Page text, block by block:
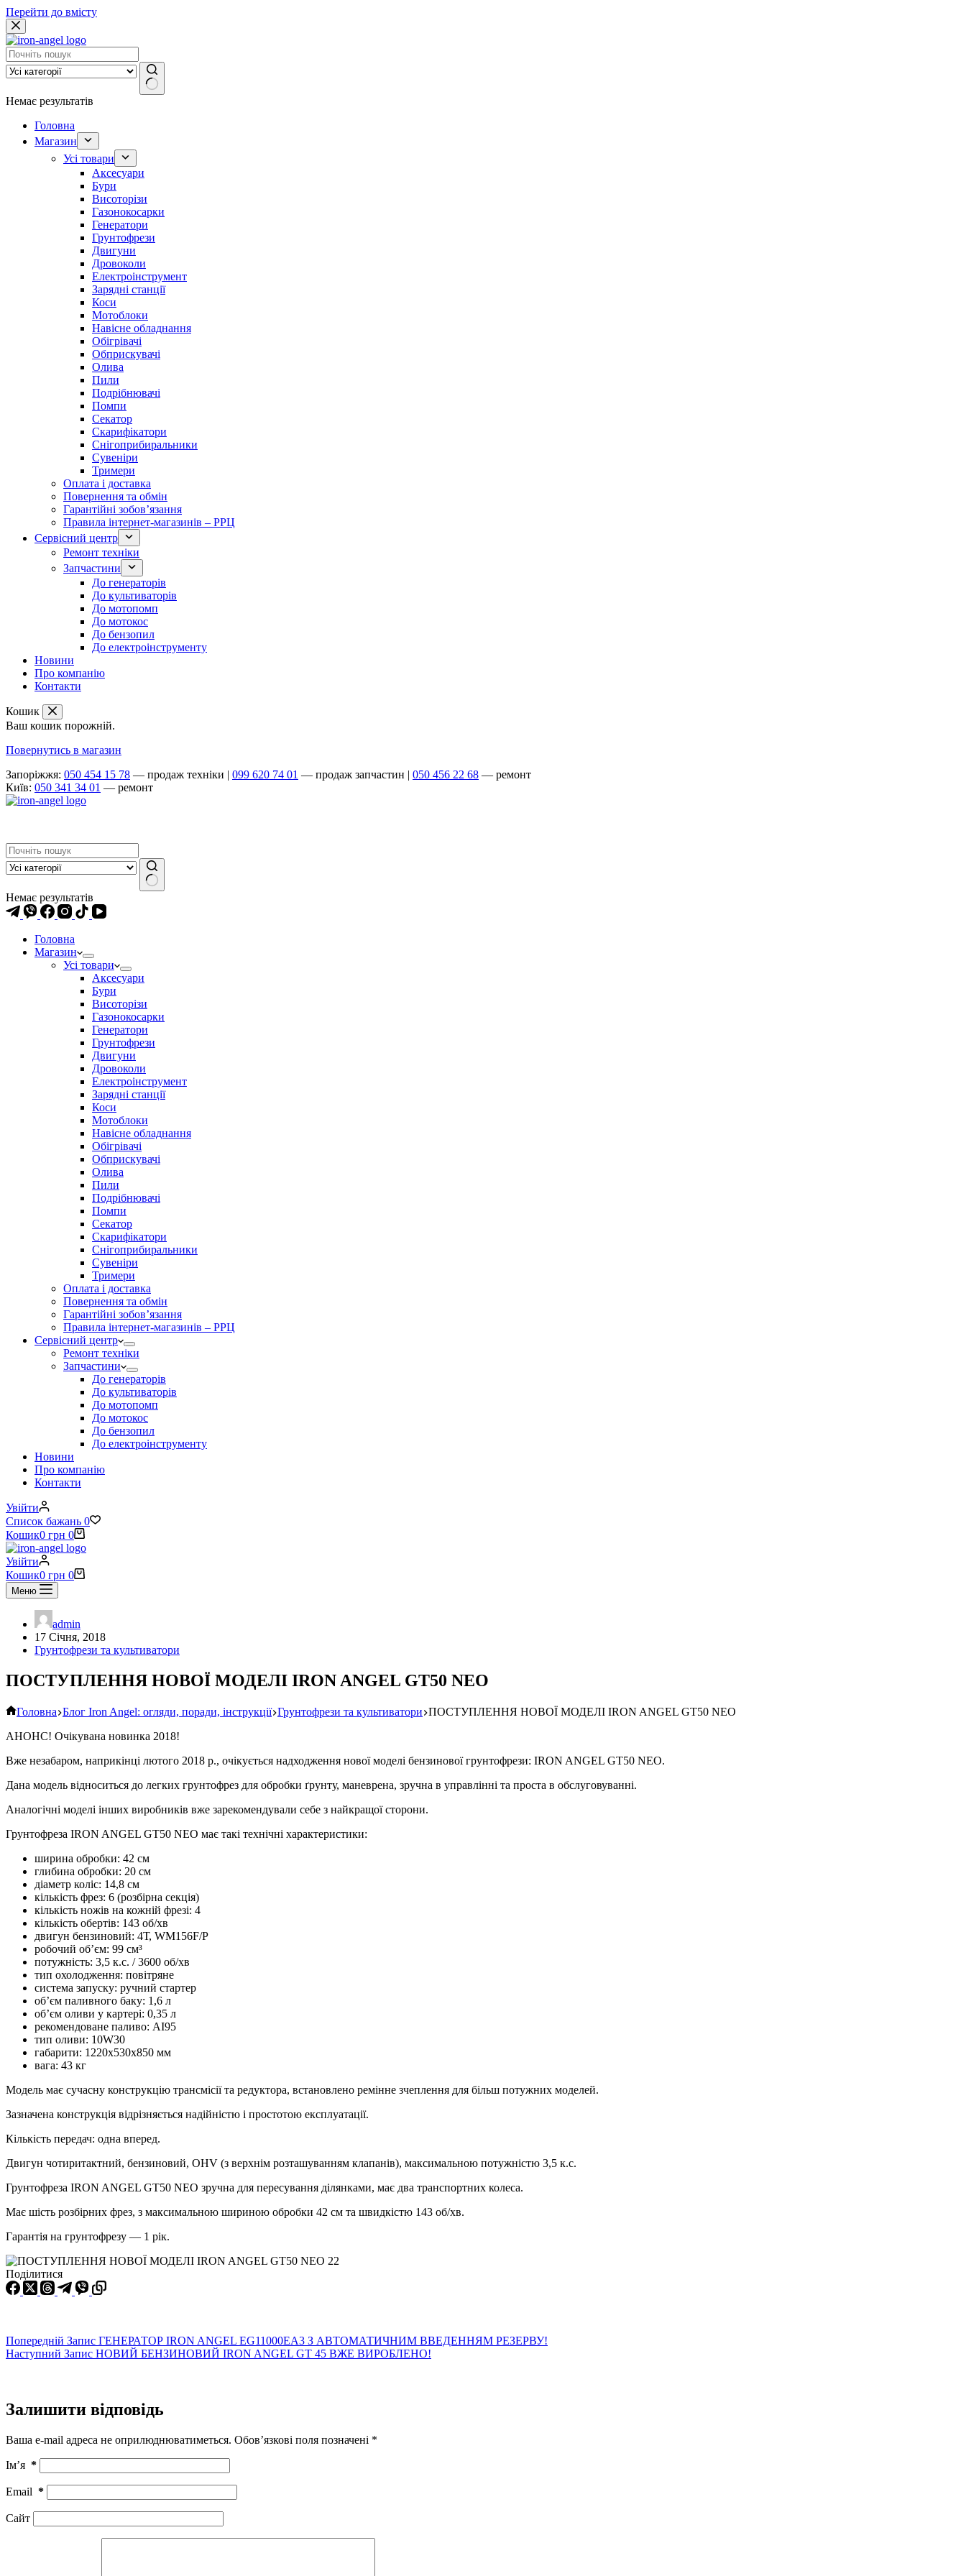
Перейти до вмісту
Немає результатів
Головна
Магазин
Усі товари
Аксесуари
Бури
Висоторізи
Газонокосарки
Генератори
Грунтофрези
Двигуни
Дровоколи
Електроінструмент
Зарядні станції
Коси
Мотоблоки
Навісне обладнання
Обігрівачі
Обприскувачі
Олива
Пили
Подрібнювачі
Помпи
Секатор
Скарифікатори
Снігоприбиральники
Сувеніри
Тримери
Оплата і доставка
Повернення та обмін
Гарантійні зобов’язання
Правила інтернет-магазинів – РРЦ
Сервісний центр
Ремонт техніки
Запчастини
До генераторів
До культиваторів
До мотопомп
До мотокос
До бензопил
До електроінструменту
Новини
Про компанію
Контакти
Кошик
Ваш кошик порожній.
Повернутись в магазин
Запоріжжя: 050 454 15 78 — продаж техніки | 099 620 74 01 — продаж запчастин | 050 456 22 68 — ремонт
Київ: 050 341 34 01 — ремонт
Немає результатів
Головна
Магазин
Усі товари
Аксесуари
Бури
Висоторізи
Газонокосарки
Генератори
Грунтофрези
Двигуни
Дровоколи
Електроінструмент
Зарядні станції
Коси
Мотоблоки
Навісне обладнання
Обігрівачі
Обприскувачі
Олива
Пили
Подрібнювачі
Помпи
Секатор
Скарифікатори
Снігоприбиральники
Сувеніри
Тримери
Оплата і доставка
Повернення та обмін
Гарантійні зобов’язання
Правила інтернет-магазинів – РРЦ
Сервісний центр
Ремонт техніки
Запчастини
До генераторів
До культиваторів
До мотопомп
До мотокос
До бензопил
До електроінструменту
Новини
Про компанію
Контакти
Увійти
Список бажань 0
Кошик0 грн 0
Увійти
Кошик0 грн 0
Меню
admin
17 Січня, 2018
Грунтофрези та культиватори
ПОСТУПЛЕННЯ НОВОЇ МОДЕЛІ IRON ANGEL GT50 NEO
Головна Блог Iron Angel: огляди, поради, інструкції Грунтофрези та культиватори ПОСТУПЛЕННЯ НОВОЇ МОДЕЛІ IRON ANGEL GT50 NEO
АНОНС! Очікувана новинка 2018!
Вже незабаром, наприкінці лютого 2018 р., очікується надходження нової моделі бензинової грунтофрези: IRON ANGEL GT50 NEO.
Дана модель відноситься до легких грунтофрез для обробки ґрунту, маневрена, зручна в управлінні та проста в обслуговуванні.
Аналогічні моделі інших виробників вже зарекомендували себе з найкращої сторони.
Грунтофреза IRON ANGEL GT50 NEO має такі технічні характеристики:
ширина обробки: 42 см
глибина обробки: 20 см
діаметр коліс: 14,8 см
кількість фрез: 6 (розбірна секція)
кількість ножів на кожній фрезі: 4
кількість обертів: 143 об/хв
двигун бензиновий: 4Т, WM156F/P
робочий об’єм: 99 см³
потужність: 3,5 к.с. / 3600 об/хв
тип охолодження: повітряне
система запуску: ручний стартер
об’єм паливного баку: 1,6 л
об’єм оливи у картері: 0,35 л
рекомендоване паливо: АІ95
тип оливи: 10W30
габарити: 1220x530x850 мм
вага: 43 кг
Модель має сучасну конструкцію трансмісії та редуктора, встановлено ремінне зчеплення для більш потужних моделей.
Зазначена конструкція відрізняється надійністю і простотою експлуатації.
Кількість передач: одна вперед.
Двигун чотиритактний, бензиновий, OHV (з верхнім розташуванням клапанів), максимальною потужністю 3,5 к.с.
Грунтофреза IRON ANGEL GT50 NEO зручна для пересування ділянками, має два транспортних колеса.
Має шість розбірних фрез, з максимальною шириною обробки 42 см та швидкістю 143 об/хв.
Гарантія на грунтофрезу — 1 рік.
Поділитися
Попередній Запис ГЕНЕРАТОР IRON ANGEL EG11000EA3 З АВТОМАТИЧНИМ ВВЕДЕННЯМ РЕЗЕРВУ!
Наступний Запис НОВИЙ БЕНЗИНОВИЙ IRON ANGEL GT 45 ВЖЕ ВИРОБЛЕНО!
Залишити відповідь
Ваша e-mail адреса не оприлюднюватиметься. Обов’язкові поля позначені *
Ім’я *
Email *
Сайт